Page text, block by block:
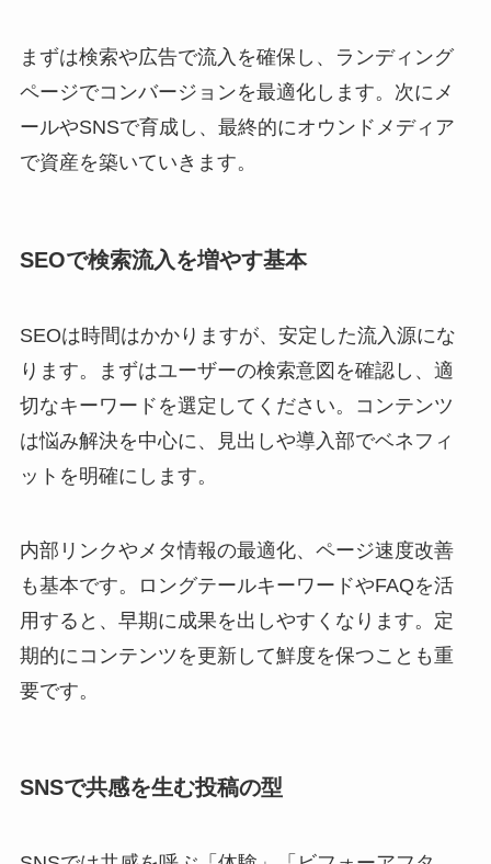
まずは検索や広告で流入を確保し、ランディング
ページでコンバージョンを最適化します。次にメ
ールやSNSで育成し、最終的にオウンドメディア
で資産を築いていきます。
SEOで検索流入を増やす基本
SEOは時間はかかりますが、安定した流入源にな
ります。まずはユーザーの検索意図を確認し、適
切なキーワードを選定してください。コンテンツ
は悩み解決を中心に、見出しや導入部でベネフィ
ットを明確にします。
内部リンクやメタ情報の最適化、ページ速度改善
も基本です。ロングテールキーワードやFAQを活
用すると、早期に成果を出しやすくなります。定
期的にコンテンツを更新して鮮度を保つことも重
要です。
SNSで共感を生む投稿の型